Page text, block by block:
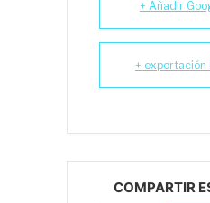
+ Añadir
+ exportación
COMPARTIR